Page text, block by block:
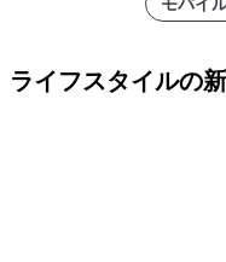
ライフスタイルの